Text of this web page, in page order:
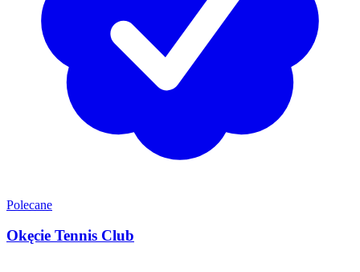
Polecane
Okęcie Tennis Club